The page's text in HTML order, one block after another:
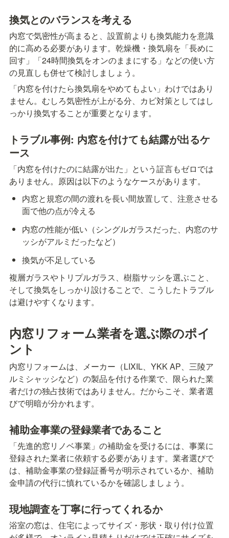
換気とのバランスを考える
内窓で気密性が高まると、設置前よりも換気能力を意識
的に高める必要があります。乾燥機・換気扇を「長めに
回す」「24時間換気をオンのままにする」などの使い方
の見直しも併せて検討しましょう。
「内窓を付けたら換気扇をやめてもよい」わけではあり
ません。むしろ気密性が上がる分、カビ対策としてはし
っかり換気することが重要となります。
トラブル事例: 内窓を付けても結露が出るケ
ース
「内窓を付けたのに結露が出た」という証言もゼロでは
ありません。原因は以下のようなケースがあります。
内窓と規窓の間の渡れを長い間放置して、注意させる
面で他の点が冷える
内窓の性能が低い（シングルガラスだった、内窓のサ
ッシがアルミだったなど）
換気が不足している
複層ガラスやトリプルガラス、樹脂サッシを選ぶこと、
そして換気をしっかり設けることで、こうしたトラブル
は避けやすくなります。
内窓リフォーム業者を選ぶ際のポイ
ント
内窓リフォームは、メーカー（LIXIL、YKK AP、三陵ア
ルミシャッシなど）の製品を付ける作業で、限られた業
者だけの独占技術ではありません。だからこそ、業者選
びで明暗が分かれます。
補助金事業の登録業者であること
「先進的窓リノベ事業」の補助金を受けるには、事業に
登録された業者に依頼する必要があります。業者選びで
は、補助金事業の登録証番号が明示されているか、補助
金申請の代行に慎れているかを確認しましょう。
現地調査を丁寧に行ってくれるか
浴室の窓は、住宅によってサイズ・形状・取り付け位置